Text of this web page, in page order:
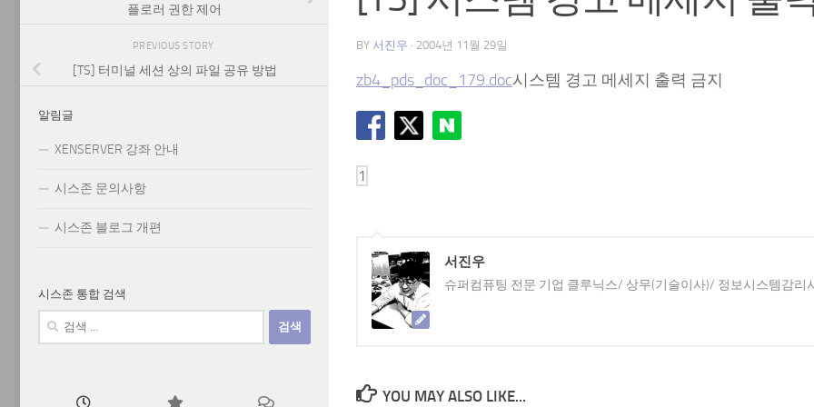
BY 서진우 · 2004년 11월 29일
zb4_pds_doc_179.doc시스템 경고 메세지 출력 금지
서진우
슈퍼컴퓨팅 전문 기업 클루닉스/ 상무(기술이사)/ 정보시스템감리
YOU MAY ALSO LIKE...
플로러 권한 제어
PREVIOUS STORY
[TS] 터미널 세션 상의 파일 공유 방법
알림글
XENSERVER 강좌 안내
시스존 문의사항
시스존 블로그 개편
시스존 통합 검색
검